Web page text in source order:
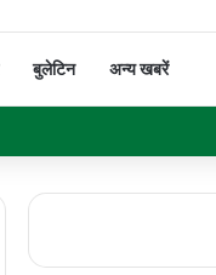
बुलेटिन अन्य खबरें